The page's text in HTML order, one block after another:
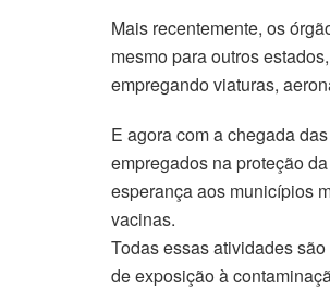
Mais recentemente, os
mesmo para outros
empregando viaturas,
E agora com a chegada
empregados na proteção
esperança aos municípios
vacinas.
Todas essas atividades
de exposição à